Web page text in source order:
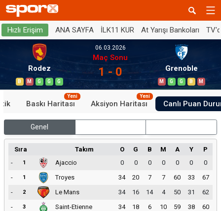
Hızlı Erişim ANA SAYFA İLK11 KUR At Yarışı Bankoları
Rodez
B M G G G
06.03.2026
Maç Sonu
1 - 0 Grenoble
M G G B M
Baskı Haritası
Yeni
Aksiyon Haritası
Yeni
Canlı Puan
Genel
Sıra Takım O G B M A Y
P
-
1 Ajaccio 0 0 0 0 0 0
0
-
1 Troyes 34 20 7 7 60 33
67
-
2 Le Mans 34 16 14 4 50 31
62
-
3 Saint-Etienne 34 18 6 10 59 38
60